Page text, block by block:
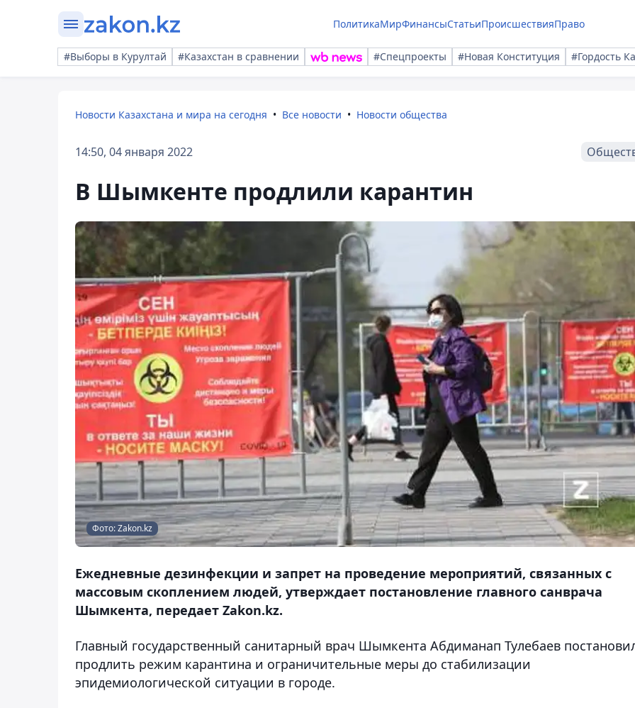
ПолитикаМирФинансыСтатьиПроисшествияПраво
#Выборы в Курултай #Казахстан в сравнении #Спецпроекты #Новая Конституция #Гордость
Новости Казахстана и мира на сегодня Все новости Новости общества
14:50, 04 января 2022
В Шымкенте продлили карантин
Фото: Zakon.kz
Ежедневные дезинфекции и запрет на проведение мероприятий, связанных с
массовым скоплением людей, утверждает постановление главного санврача
Шымкента, передает Zakon.kz.
Главный государственный санитарный врач Шымкента Абдиманап Тулебаев
продлить режим карантина и ограничительные меры до стабилизации
эпидемиологической ситуации в городе.